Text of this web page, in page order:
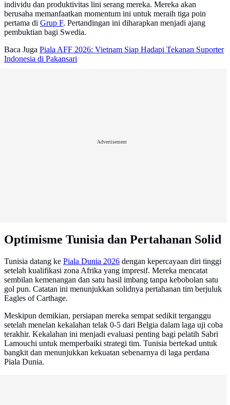
individu dan produktivitas lini serang mereka. Mereka akan
berusaha memanfaatkan momentum ini untuk meraih tiga poin
pertama di Grup F. Pertandingan ini diharapkan menjadi ajang
pembuktian bagi Swedia.
Baca Juga Piala AFF 2026: Vietnam Siap Hadapi Tekanan Suporter
Indonesia di Pakansari
Advertisement
Optimisme Tunisia dan Pertahanan Solid
Tunisia datang ke Piala Dunia 2026 dengan kepercayaan diri tinggi
setelah kualifikasi zona Afrika yang impresif. Mereka mencatat
sembilan kemenangan dan satu hasil imbang tanpa kebobolan satu
gol pun. Catatan ini menunjukkan solidnya pertahanan tim berjuluk
Eagles of Carthage.
Meskipun demikian, persiapan mereka sempat sedikit terganggu
setelah menelan kekalahan telak 0-5 dari Belgia dalam laga uji coba
terakhir. Kekalahan ini menjadi evaluasi penting bagi pelatih Sabri
Lamouchi untuk memperbaiki strategi tim. Tunisia bertekad untuk
bangkit dan menunjukkan kekuatan sebenarnya di laga perdana
Piala Dunia.